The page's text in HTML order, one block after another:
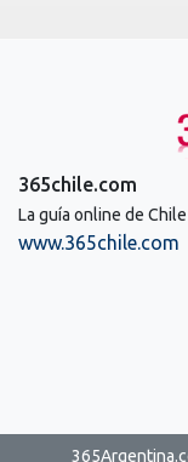
365chile.com
La guía online de
www.365chile.com